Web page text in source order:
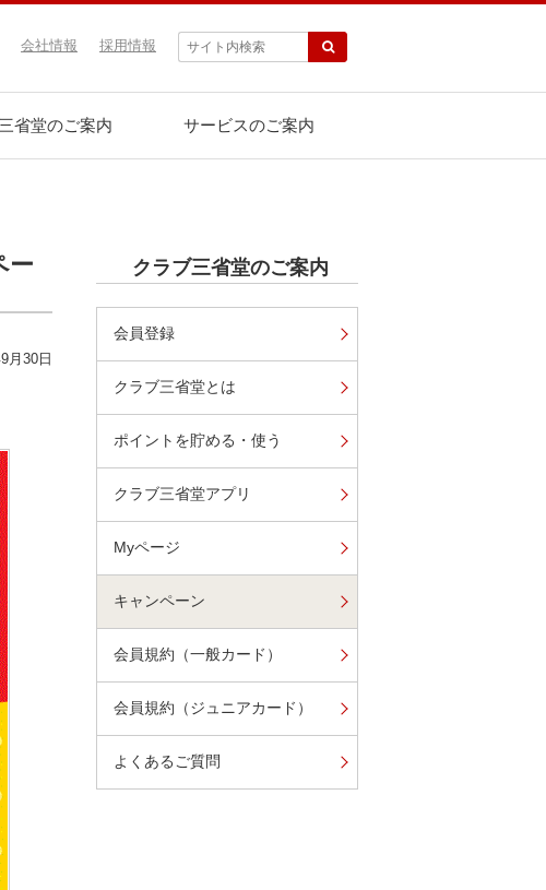
採用情報
会社情報
省堂のご案内 サービスのご案内
ー
月30日
クラブ三省堂のご案内
会員登録
クラブ三省堂とは
ポイントを貯める・使う
クラブ三省堂アプリ
Myページ
キャンペーン
会員規約（一般カード）
会員規約（ジュニアカード）
よくあるご質問